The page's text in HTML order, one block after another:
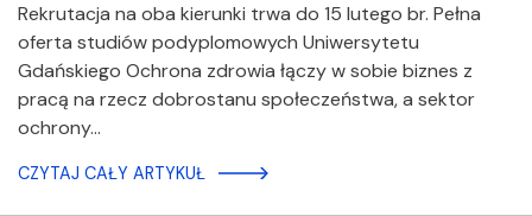
Rekrutacja na oba kierunki trwa do 15 lutego br. Pełna
oferta studiów podyplomowych Uniwersytetu
Gdańskiego Ochrona zdrowia łączy w sobie biznes z
pracą na rzecz dobrostanu społeczeństwa, a sektor
ochrony…
CZYTAJ CAŁY ARTYKUŁ